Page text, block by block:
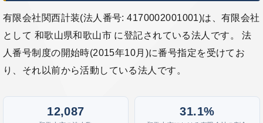
有限会社関西計装(法人番号: 4170002001001)は、有限会社
として 和歌山県和歌山市 に登記されている法人です。 法
人番号制度の開始時(2015年10月)に番号指定を受けてお
り、それ以前から活動している法人です。
12,087 31.1%